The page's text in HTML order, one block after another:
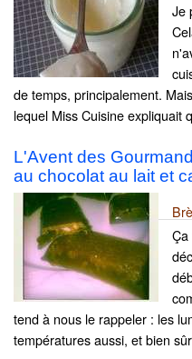
Je
de temps, principalement.
lequel Miss Cuisine expliquait
L'Avent des
au chocolat au lait et
Ça
tend à nous le rappeler : les
températures aussi, et bien